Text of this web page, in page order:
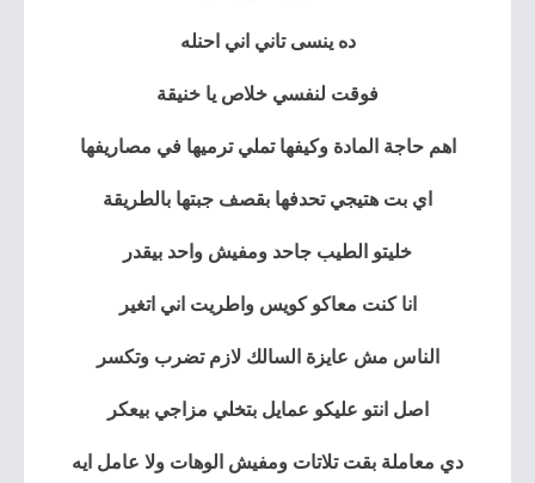
ده ينسى تاني اني احنله
فوقت لنفسي خلاص يا خنيقة
اهم حاجة المادة وكيفها تملي ترميها في مصاريفها
اي بت هتيجي تحدفها بقصف جبتها بالطريقة
خليتو الطيب جاحد ومفيش واحد بيقدر
انا كنت معاكو كويس واطريت اني اتغير
الناس مش عايزة السالك لازم تضرب وتكسر
اصل انتو عليكو عمايل بتخلي مزاجي بيعكر
دي معاملة بقت تلاتات ومفيش الوهات ولا عامل ايه